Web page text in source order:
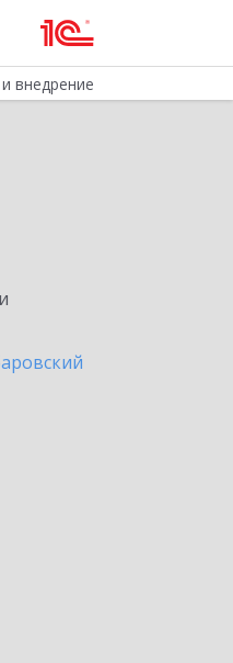
внедрение